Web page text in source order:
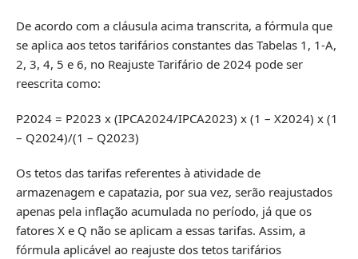
De acordo com a cláusula acima transcrita, a fórmula que
se aplica aos tetos tarifários constantes das Tabelas 1, 1-A,
2, 3, 4, 5 e 6, no Reajuste Tarifário de 2024 pode ser
reescrita como:
P2024 = P2023 x (IPCA2024/IPCA2023) x (1 – X2024) x (1
– Q2024)/(1 – Q2023)
Os tetos das tarifas referentes à atividade de
armazenagem e capatazia, por sua vez, serão reajustados
apenas pela inflação acumulada no período, já que os
fatores X e Q não se aplicam a essas tarifas. Assim, a
fórmula aplicável ao reajuste dos tetos tarifários